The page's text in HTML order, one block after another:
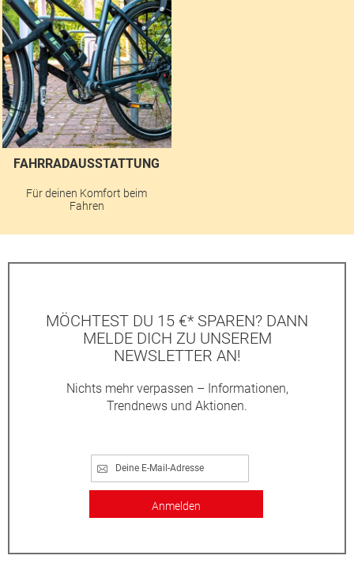
FAHRRADAUSSTATTUNG
Für deinen Komfort beim
Fahren
MÖCHTEST DU 15 €* SPAREN? DANN
MELDE DICH ZU UNSEREM
NEWSLETTER AN!
Nichts mehr verpassen – Informationen,
Trendnews und Aktionen.
Anmelden